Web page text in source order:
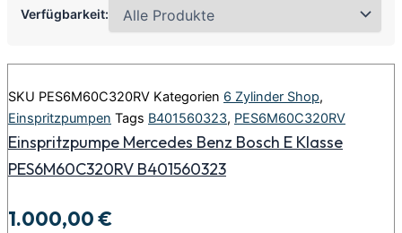
Verfügbarkeit:
SKU PES6M60C320RV Kategorien 6 Zylinder Shop,
Einspritzpumpen Tags B401560323, PES6M60C320RV
Einspritzpumpe Mercedes Benz Bosch E Klasse
PES6M60C320RV B401560323
1.000,00€